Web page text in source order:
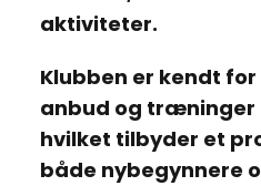
aktiviteter.
Klubben er kendt
anbud og træninger
hvilket tilbyder et
både nybegynnere